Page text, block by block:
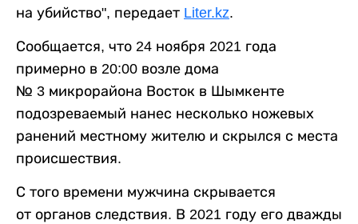
на убийство", передает Liter.kz.
Сообщается, что 24 ноября 2021 года
примерно в 20:00 возле дома
№ 3 микрорайона Восток в Шымкенте
подозреваемый нанес несколько ножевых
ранений местному жителю и скрылся с места
происшествия.
С того времени мужчина скрывается
от органов следствия. В 2021 году его дважды